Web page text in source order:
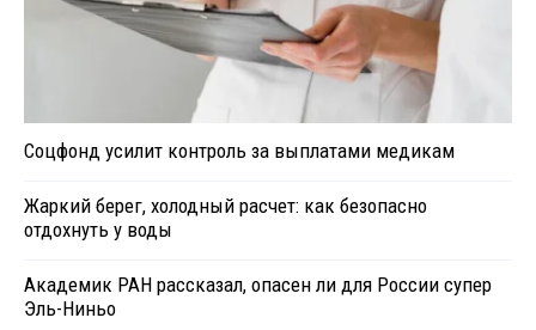
Соцфонд усилит контроль за выплатами медикам
Жаркий берег, холодный расчет: как безопасно
отдохнуть у воды
Академик РАН рассказал, опасен ли для России супер
Эль-Ниньо